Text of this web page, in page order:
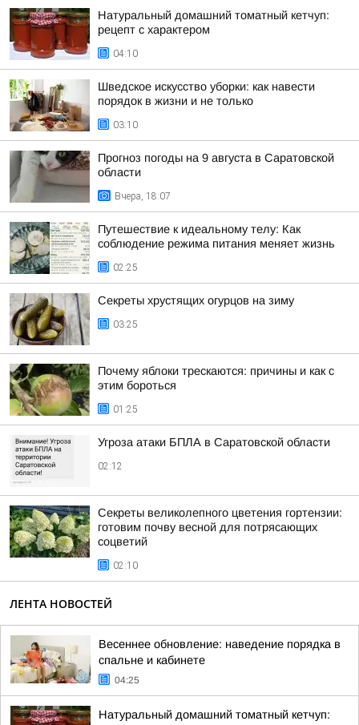
Натуральный домашний томатный кетчуп:
рецепт с характером
04:10
Шведское искусство уборки: как навести
порядок в жизни и не только
03:10
Прогноз погоды на 9 августа в Саратовской
области
Вчера, 18:07
Путешествие к идеальному телу: Как
соблюдение режима питания меняет жизнь
02:25
Секреты хрустящих огурцов на зиму
03:25
Почему яблоки трескаются: причины и как с
этим бороться
01:25
Угроза атаки БПЛА в Саратовской области
02:12
Секреты великолепного цветения гортензии:
готовим почву весной для потрясающих
соцветий
02:10
ЛЕНТА НОВОСТЕЙ
Весеннее обновление: наведение порядка в
спальне и кабинете
04:25
Натуральный домашний томатный кетчуп: